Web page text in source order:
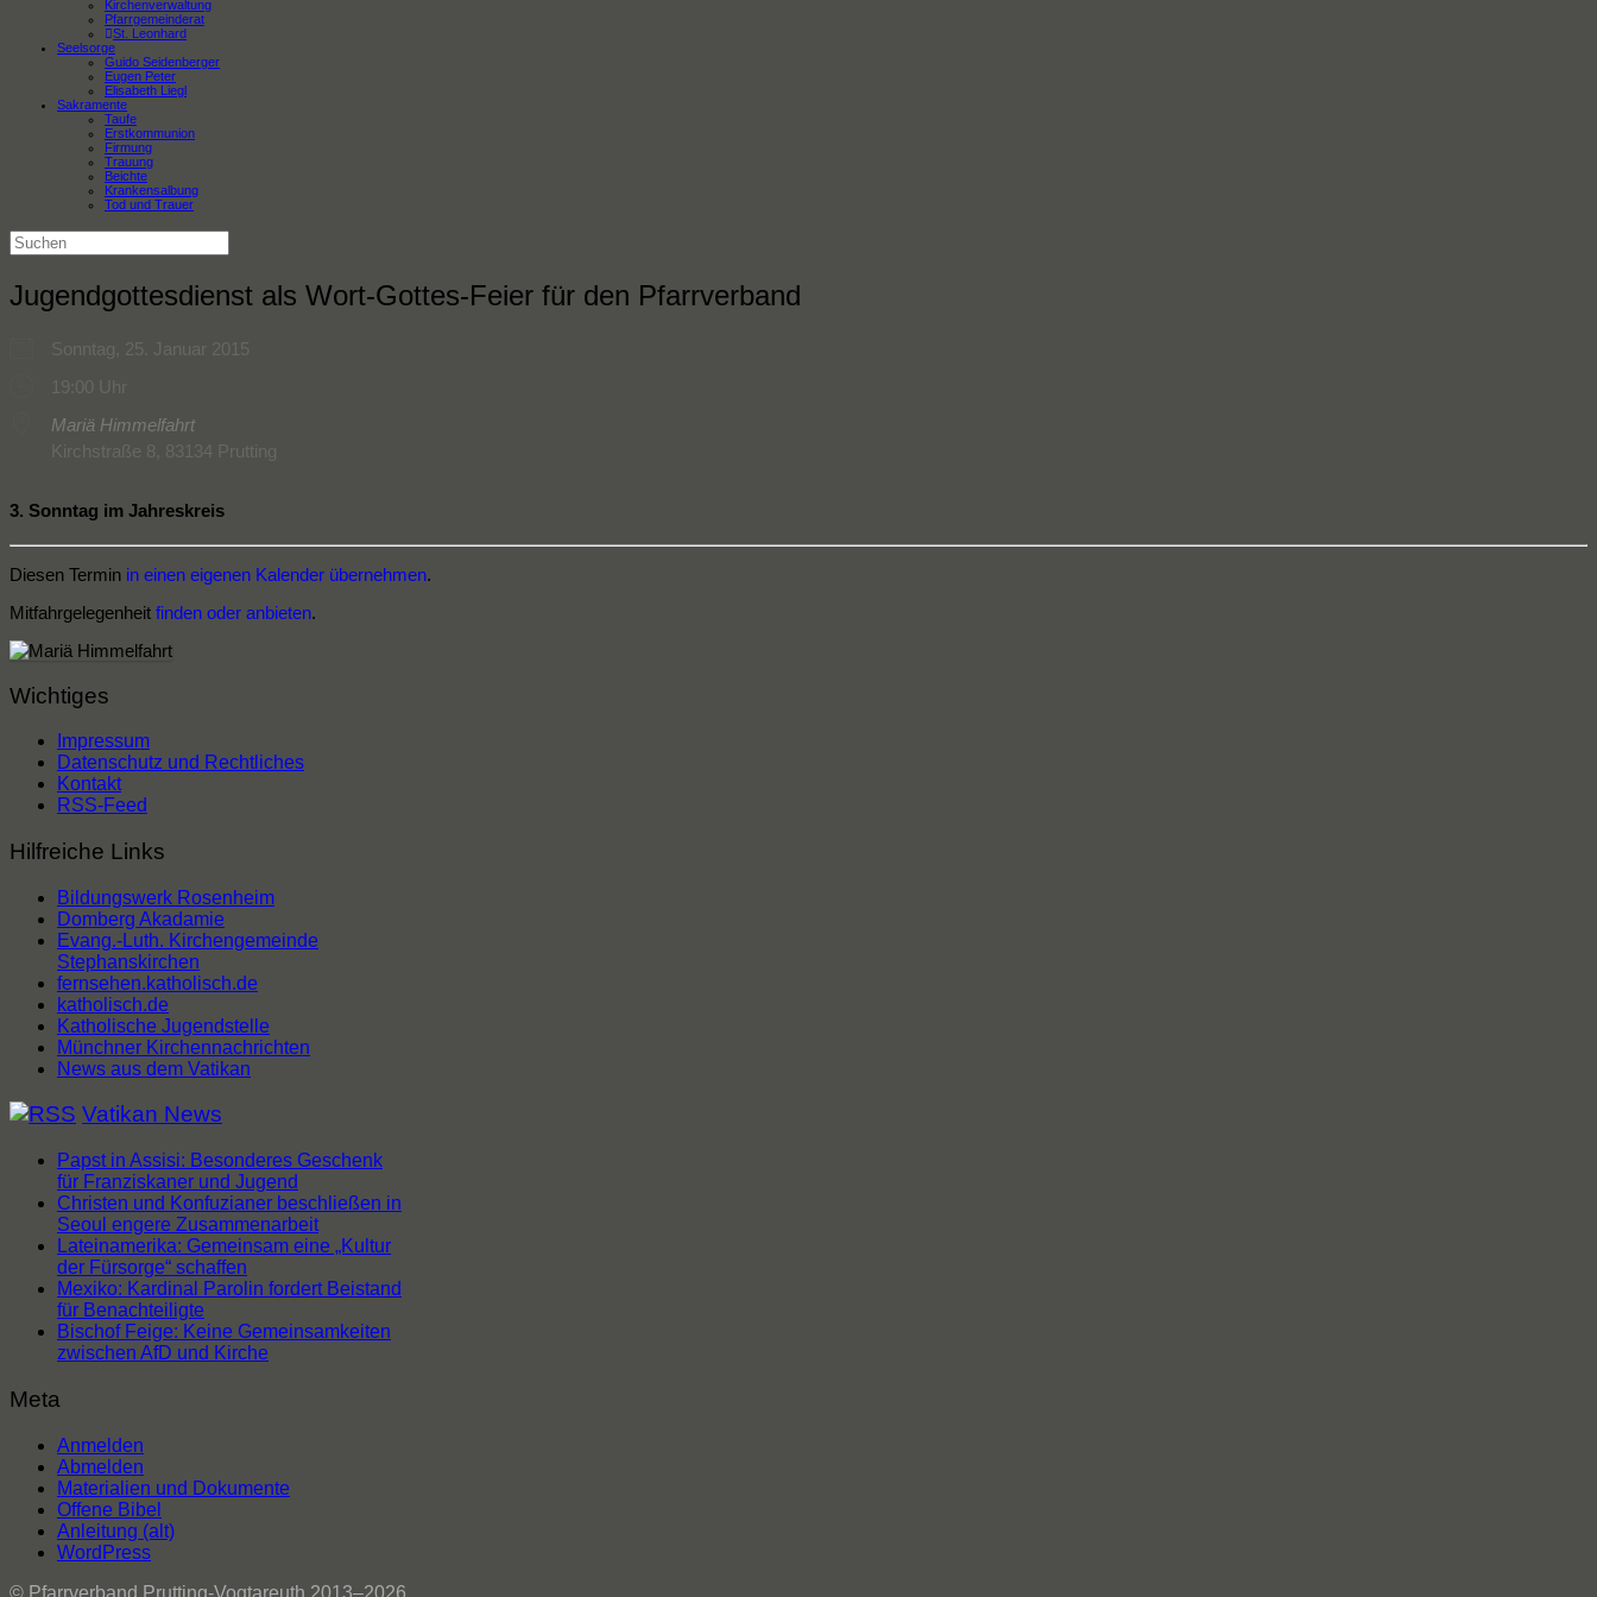
Kirchenverwaltung
Pfarrgemeinderat
St. Leonhard
Seelsorge
Guido Seidenberger
Eugen Peter
Elisabeth Liegl
Sakramente
Taufe
Erstkommunion
Firmung
Trauung
Beichte
Krankensalbung
Tod und Trauer
Suchen
nach:
Jugendgottesdienst als Wort-Gottes-Feier für den Pfarrverband
Sonntag, 25. Januar 2015
19:00 Uhr
Mariä Himmelfahrt
Kirchstraße 8, 83134 Prutting
3. Sonntag im Jahreskreis
Diesen Termin in einen eigenen Kalender übernehmen.
Mitfahrgelegenheit finden oder anbieten.
Wichtiges
Impressum
Datenschutz und Rechtliches
Kontakt
RSS-Feed
Hilfreiche Links
Bildungswerk Rosenheim
Domberg Akadamie
Evang.-Luth. Kirchengemeinde
Stephanskirchen
fernsehen.katholisch.de
katholisch.de
Katholische Jugendstelle
Münchner Kirchennachrichten
News aus dem Vatikan
Vatikan News
Papst in Assisi: Besonderes Geschenk
für Franziskaner und Jugend
Christen und Konfuzianer beschließen in
Seoul engere Zusammenarbeit
Lateinamerika: Gemeinsam eine „Kultur
der Fürsorge“ schaffen
Mexiko: Kardinal Parolin fordert Beistand
für Benachteiligte
Bischof Feige: Keine Gemeinsamkeiten
zwischen AfD und Kirche
Meta
Anmelden
Abmelden
Materialien und Dokumente
Offene Bibel
Anleitung (alt)
WordPress
© Pfarrverband Prutting-Vogtareuth 2013–2026